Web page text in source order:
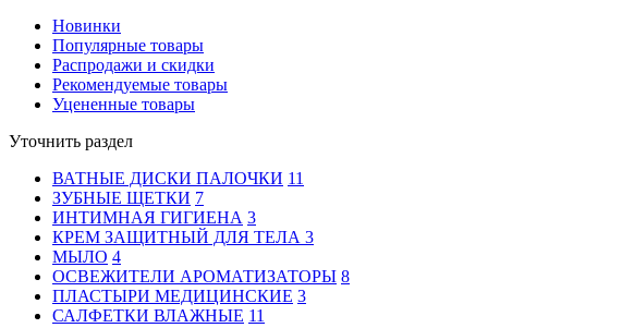
Новинки
Популярные товары
Распродажи и скидки
Рекомендуемые товары
Уцененные товары
Уточнить раздел
ВАТНЫЕ ДИСКИ ПАЛОЧКИ 11
ЗУБНЫЕ ЩЕТКИ 7
ИНТИМНАЯ ГИГИЕНА 3
КРЕМ ЗАЩИТНЫЙ ДЛЯ ТЕЛА 3
МЫЛО 4
ОСВЕЖИТЕЛИ АРОМАТИЗАТОРЫ 8
ПЛАСТЫРИ МЕДИЦИНСКИЕ 3
САЛФЕТКИ ВЛАЖНЫЕ 11